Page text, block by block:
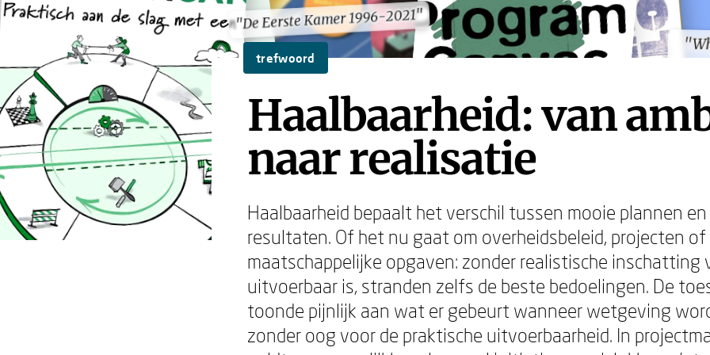
"De Eerste Kamer 1996-2021"
"De Eerste Kamer 1996-2021"
trefwoord
Haalbaarheid: van
naar realisatie
Haalbaarheid bepaalt het verschil tussen mooie plannen
resultaten. Of het nu gaat om overheidsbeleid, projecten
maatschappelijke opgaven: zonder realistische inschatting
uitvoerbaar is, stranden zelfs de beste bedoelingen. De
toonde pijnlijk aan wat er gebeurt wanneer wetgeving
zonder oog voor de praktische uitvoerbaarheid. In